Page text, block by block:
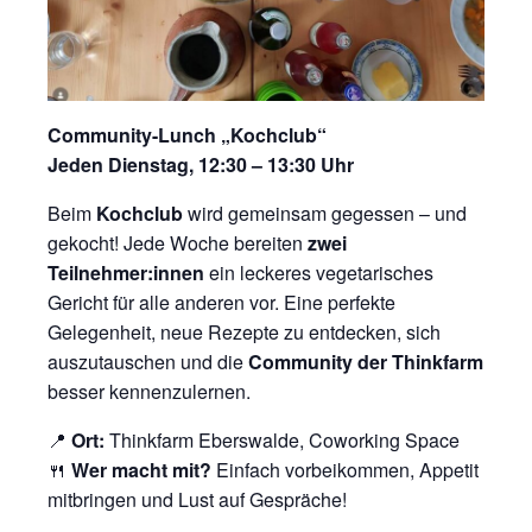
Community-Lunch „Kochclub“
Jeden Dienstag, 12:30 – 13:30 Uhr
Beim Kochclubwird gemeinsam gegessen – und
gekocht! Jede Woche bereiten zwei
Teilnehmer:innen ein leckeres vegetarisches
Gericht für alle anderen vor. Eine perfekte
Gelegenheit, neue Rezepte zu entdecken, sich
auszutauschen und dieCommunity der Thinkfarm
besser kennenzulernen.
📍 Ort: Thinkfarm Eberswalde, Coworking Space
🍴 Wer macht mit? Einfach vorbeikommen, Appetit
mitbringen und Lust auf Gespräche!